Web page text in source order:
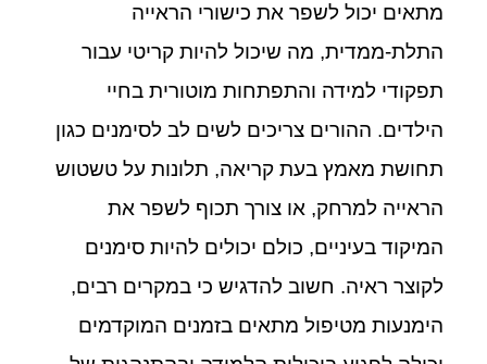
מתאים יכול לשפר את כישורי הראייה
התלת-ממדית, מה שיכול להיות קריטי עבור
תפקודי למידה והתפתחות מוטורית בחיי
הילדים. ההורים צריכים לשים לב לסימנים כגון
תחושת מאמץ בעת קריאה, תלונות על טשטוש
הראייה למרחק, או צורך תכוף לשפר את
המיקוד בעיניים, כולם יכולים להיות סימנים
לקוצר ראיה. חשוב להדגיש כי במקרים רבים,
הימנעות מטיפול מתאים בזמנים המוקדמים